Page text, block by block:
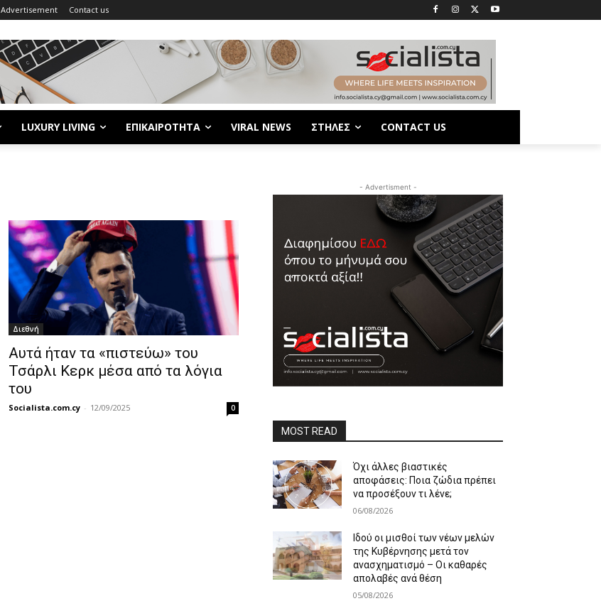
Advertisement Contact us
LUXURY LIVING ΕΠΙΚΑΙΡΟΤΗΤΑ VIRAL NEWS ΣΤΗΛΕΣ CONTACT US
Διεθνή
Αυτά ήταν τα «πιστεύω» του
Τσάρλι Κερκ μέσα από τα λόγια
του
Socialista.com.cy - 12/09/2025 0
- Advertisment -
MOST READ
Όχι άλλες βιαστικές
αποφάσεις: Ποια ζώδια πρέπει
να προσέξουν τι λένε;
06/08/2026
Ιδού οι μισθοί των νέων μελών
της Κυβέρνησης μετά τον
ανασχηματισμό – Οι καθαρές
απολαβές ανά θέση
05/08/2026